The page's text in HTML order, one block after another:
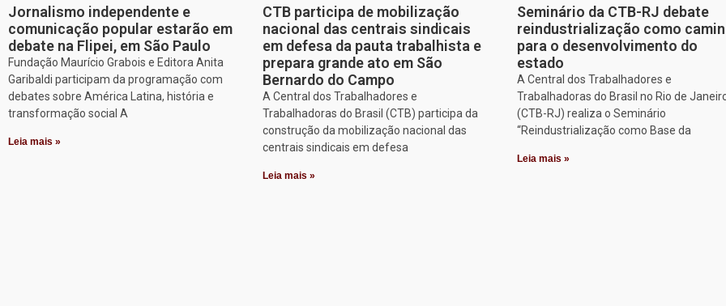
Jornalismo independente e
comunicação popular estarão em
debate na Flipei, em São Paulo
Fundação Maurício Grabois e Editora Anita
Garibaldi participam da programação com
debates sobre América Latina, história e
transformação social A
Leia mais »
CTB participa de mobilização
nacional das centrais sindicais
em defesa da pauta trabalhista e
prepara grande ato em São
Bernardo do Campo
A Central dos Trabalhadores e
Trabalhadoras do Brasil (CTB) participa da
construção da mobilização nacional das
centrais sindicais em defesa
Leia mais »
Seminário da CTB-RJ debate
reindustrialização como
para o desenvolvimento do
estado
A Central dos Trabalhadores e
Trabalhadoras do Brasil no Rio de
(CTB-RJ) realiza o Seminário
“Reindustrialização como Base da
Leia mais »